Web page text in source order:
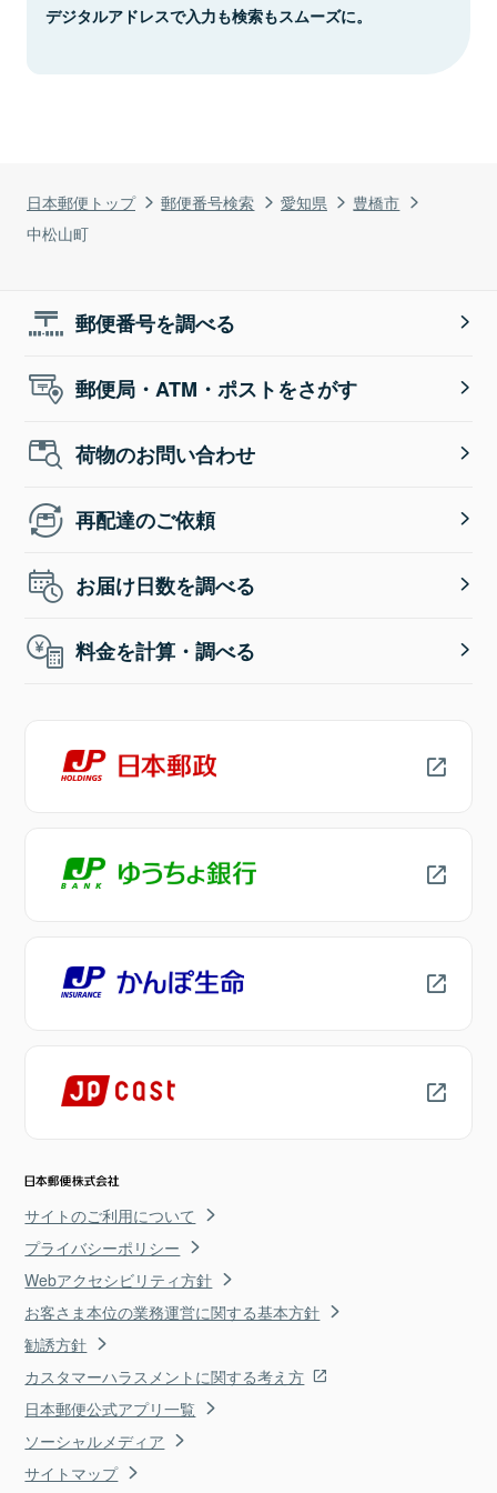
日本郵便トップ 郵便番号検索 愛知県
豊橋市
中松山町
デジタルアドレスで入力も検索もスムーズに。
郵便番号を調べる
郵便局・ATM・ポストをさがす
荷物のお問い合わせ
再配達のご依頼
お届け日数を調べる
料金を計算・調べる
サイトのご利用について
プライバシーポリシー
Webアクセシビリティ方針
お客さま本位の業務運営に関する基本方針
勧誘方針
カスタマーハラスメントに関する考え方
日本郵便公式アプリ一覧
ソーシャルメディア
サイトマップ